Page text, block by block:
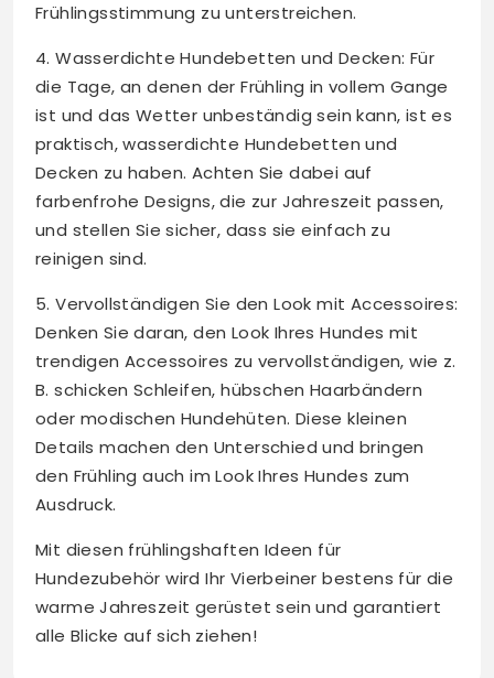
Frühlingsstimmung zu unterstreichen.
4. Wasserdichte Hundebetten und Decken: Für
die Tage, an denen der Frühling in vollem Gange
ist und das Wetter unbeständig sein kann, ist es
praktisch, wasserdichte Hundebetten und
Decken zu haben. Achten Sie dabei auf
farbenfrohe Designs, die zur Jahreszeit passen,
und stellen Sie sicher, dass sie einfach zu
reinigen sind.
5. Vervollständigen Sie den Look mit Accessoires:
Denken Sie daran, den Look Ihres Hundes mit
trendigen Accessoires zu vervollständigen, wie z.
B. schicken Schleifen, hübschen Haarbändern
oder modischen Hundehüten. Diese kleinen
Details machen den Unterschied und bringen
den Frühling auch im Look Ihres Hundes zum
Ausdruck.
Mit diesen frühlingshaften Ideen für
Hundezubehör wird Ihr Vierbeiner bestens für die
warme Jahreszeit gerüstet sein und garantiert
alle Blicke auf sich ziehen!